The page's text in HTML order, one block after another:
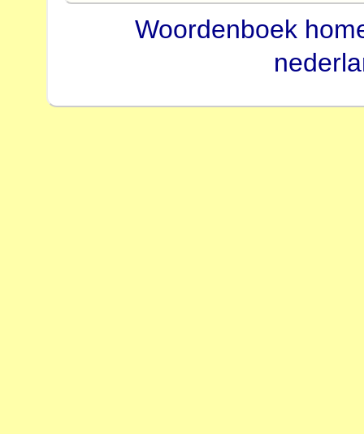
Woordenboek